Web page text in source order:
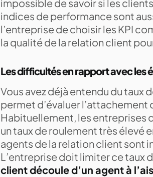
impossible de savoir si les
indices de performance sont
l’entreprise de choisir les KPI
la qualité de la relation client
Les difficultés en rapport avec les
Vous avez déjà entendu du taux
permet d’évaluer
Habituellement, les entreprises
un taux de roulement très élevé
agents de la relation client sont
L’entreprise doit limiter ce taux
client découle d’un agent à